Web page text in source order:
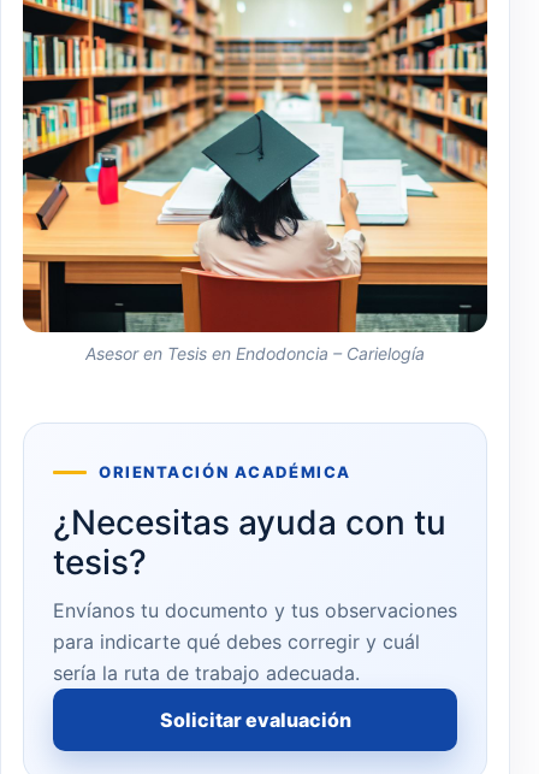
Asesor en Tesis en Endodoncia – Carielogía
ORIENTACIÓN ACADÉMICA
¿Necesitas ayuda con tu
tesis?
Envíanos tu documento y tus observaciones
para indicarte qué debes corregir y cuál
sería la ruta de trabajo adecuada.
Solicitar evaluación